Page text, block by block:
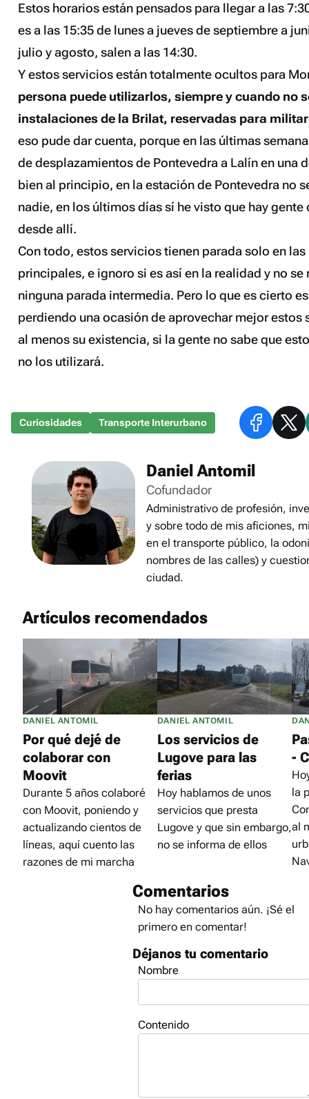
Estos horarios están pensados para llegar a las
es a las 15:35 de lunes a jueves de septiembre a
julio y agosto, salen a las 14:30.
Y estos servicios están totalmente ocultos para
persona puede utilizarlos, siempre y cuando no
instalaciones de la Brilat, reservadas para
eso pude dar cuenta, porque en las últimas
de desplazamientos de Pontevedra a Lalín en una
bien al principio, en la estación de Pontevedra no
nadie, en los últimos días sí he visto que hay
desde allí.
Con todo, estos servicios tienen parada solo en
principales, e ignoro si es así en la realidad y no se
ninguna parada intermedia. Pero lo que es cierto
perdiendo una ocasión de aprovechar mejor
al menos su existencia, si la gente no sabe que
no los utilizará.
Curiosidades Transporte Interurbano
Daniel Antomil
Cofundador
Administrativo de profesión,
y sobre todo de mis aficiones,
en el transporte público, la
nombres de las calles) y
ciudad.
Artículos recomendados
DANIEL ANTOMIL
Por qué dejé de
colaborar con
Moovit
Durante 5 años colaboré
con Moovit, poniendo y
actualizando cientos de
líneas, aquí cuento las
razones de mi marcha
DANIEL ANTOMIL
Los servicios de
Lugove para las
ferias
Hoy hablamos de unos
servicios que presta
Lugove y que sin embargo,
no se informa de ellos
-
la
al
Comentarios
No hay comentarios aún. ¡Sé el
primero en comentar!
Déjanos tu comentario
Nombre
Contenido